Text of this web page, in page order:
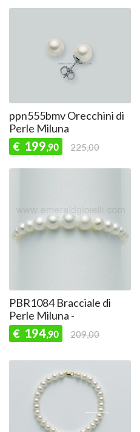
ppn555bmv Orecchini di
Perle Miluna
€ 199,90 225,00
PBR1084 Bracciale di
Perle Miluna -
€ 194,90 209,00